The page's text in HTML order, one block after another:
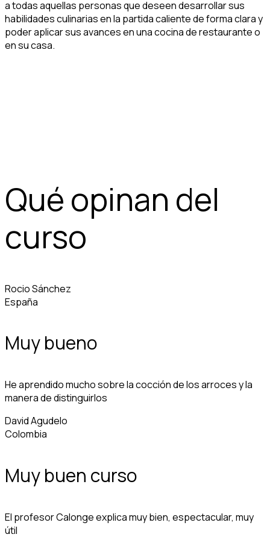
a todas aquellas personas que deseen desarrollar sus
habilidades culinarias en la partida caliente de forma clara y
poder aplicar sus avances en una cocina de restaurante o
en su casa.
Qué opinan del
curso
Rocio Sánchez
España
Muy bueno
He aprendido mucho sobre la cocción de los arroces y la
manera de distinguirlos
David Agudelo
Colombia
Muy buen curso
El profesor Calonge explica muy bien, espectacular, muy
útil